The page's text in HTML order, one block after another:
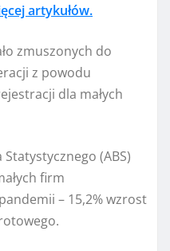
artykułów.
zmuszonych do
z powodu
dla małych
(ABS)
firm
– 15,2% wzrost